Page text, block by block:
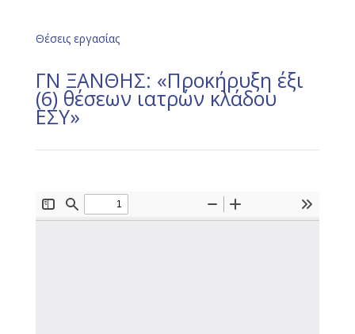
Θέσεις εργασίας
ΓΝ ΞΑΝΘΗΣ: «Προκήρυξη έξι
(6) θέσεων ιατρών κλάδου
ΕΣΥ»